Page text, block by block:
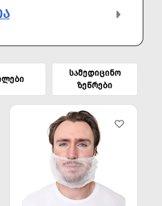
სამედიცინო
ზეწრები